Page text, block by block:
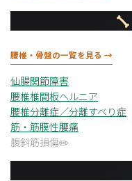
腰椎・骨盤の一覧を見る →
仙腸関節障害
腰椎椎間板ヘルニア
腰椎分離症／分離すべり症
筋・筋膜性腰痛
腹斜筋損傷